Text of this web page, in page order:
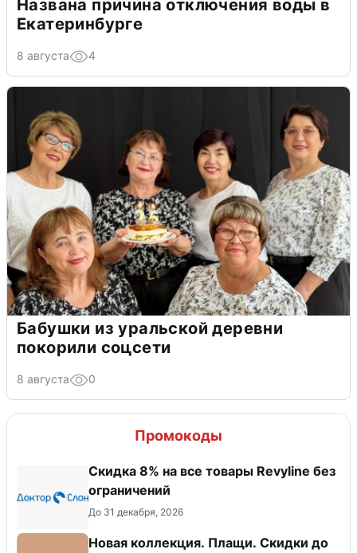
Названа причина отключения воды в
Екатеринбурге
8 августа 4
Бабушки из уральской деревни
покорили соцсети
8 августа 0
Промокоды
​Скидка 8% на все товары Revyline без
ограничений
До 31 декабря, 2026
Новая коллекция. Плащи. Скидки до